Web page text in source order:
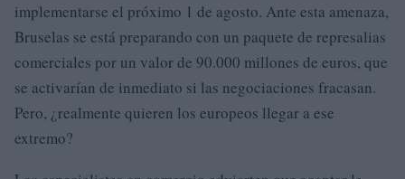
implementarse el próximo 1 de agosto. Ante esta amenaza,
Bruselas se está preparando con un paquete de represalias
comerciales por un valor de 90.000 millones de euros, que
se activarían de inmediato si las negociaciones fracasan.
Pero, ¿realmente quieren los europeos llegar a ese
extremo?